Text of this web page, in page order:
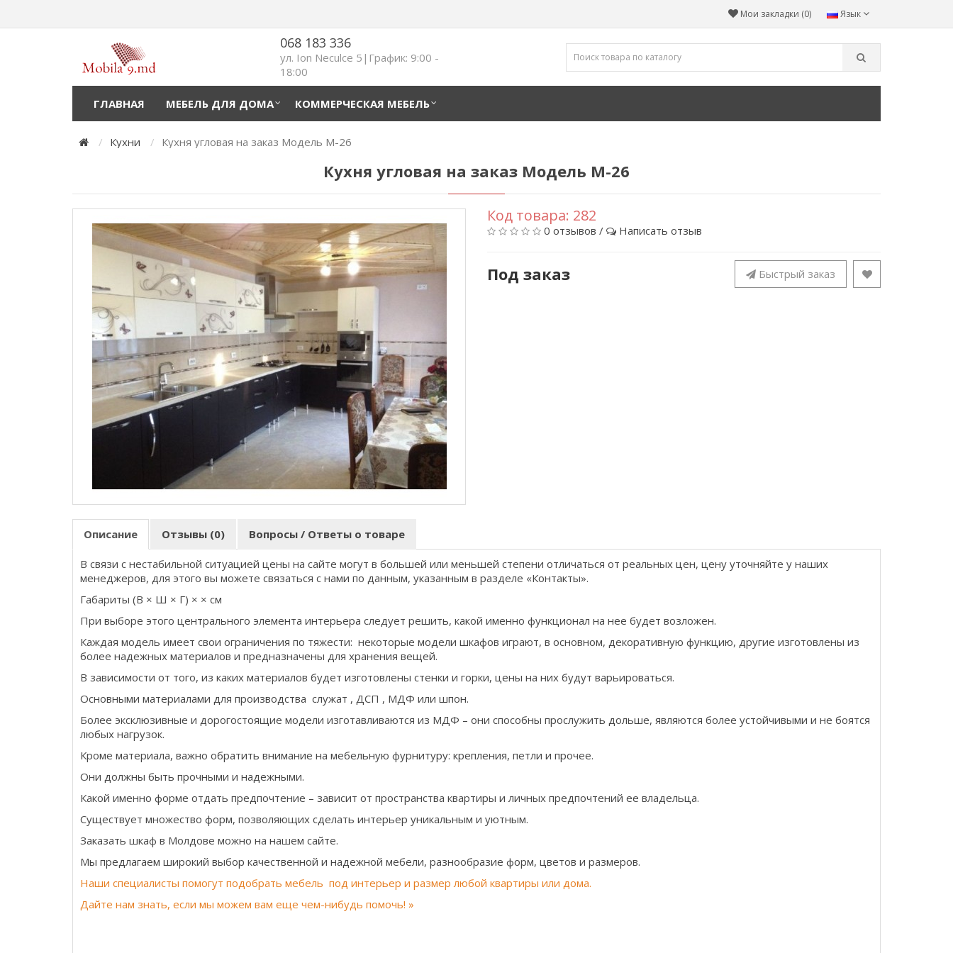
Язык
Мои закладки (0)
068 183 336
ул. Ion Neculce 5|График: 9:00 -
18:00
ГЛАВНАЯ МЕБЕЛЬ ДЛЯ ДОМА КОММЕРЧЕСКАЯ МЕБЕЛЬ
Кухни Кухня угловая на заказ Модель M-26
Кухня угловая на заказ Модель M-26
Код товара: 282
0 отзывов / Написать отзыв
Под заказ Быстрый заказ
Описание Отзывы (0) Вопросы / Ответы о товаре
В связи с нестабильной ситуацией цены на сайте могут в большей или меньшей степени отличаться от реальных цен, цену уточняйте у наших
менеджеров, для этого вы можете связаться с нами по данным, указанным в разделе «Контакты».
Габариты (В × Ш × Г) × × см
При выборе этого центрального элемента интерьера следует решить, какой именно функционал на нее будет возложен.
Каждая модель имеет свои ограничения по тяжести: некоторые модели шкафов играют, в основном, декоративную функцию, другие изготовлены из
более надежных материалов и предназначены для хранения вещей.
В зависимости от того, из каких материалов будет изготовлены стенки и горки, цены на них будут варьироваться.
Основными материалами для производства служат , ДСП , МДФ или шпон.
Более эксклюзивные и дорогостоящие модели изготавливаются из МДФ – они способны прослужить дольше, являются более устойчивыми и не боятся
любых нагрузок.
Кроме материала, важно обратить внимание на мебельную фурнитуру: крепления, петли и прочее.
Они должны быть прочными и надежными.
Какой именно форме отдать предпочтение – зависит от пространства квартиры и личных предпочтений ее владельца.
Существует множество форм, позволяющих сделать интерьер уникальным и уютным.
Заказать шкаф в Молдове можно на нашем сайте.
Мы предлагаем широкий выбор качественной и надежной мебели, разнообразие форм, цветов и размеров.
Наши специалисты помогут подобрать мебель под интерьер и размер любой квартиры или дома.
Дайте нам знать, если мы можем вам еще чем-нибудь помочь! »